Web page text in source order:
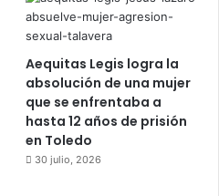
Aequitas Legis logra la
absolución de una mujer
que se enfrentaba a
hasta 12 años de prisión
en Toledo
30 julio, 2026